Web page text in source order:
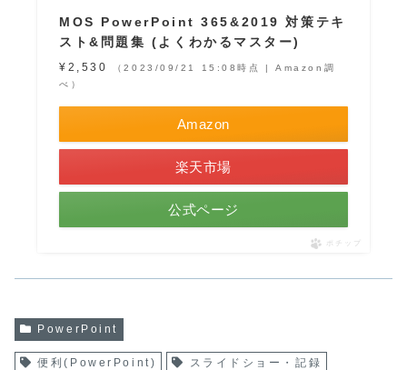
MOS PowerPoint 365&2019 対策テキ
スト&問題集 (よくわかるマスター)
¥2,530
（2023/09/21 15:08時点 | Amazon調
べ）
Amazon
楽天市場
公式ページ
ポチップ
PowerPoint
便利(PowerPoint) スライドショー・記録